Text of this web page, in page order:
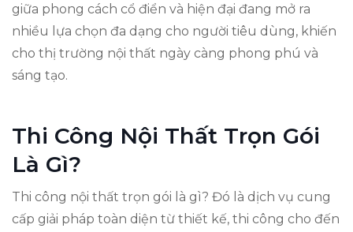
giữa phong cách cổ điển và hiện đại đang mở ra
nhiều lựa chọn đa dạng cho người tiêu dùng, khiến
cho thị trường nội thất ngày càng phong phú và
sáng tạo.
Thi Công Nội Thất Trọn Gói
Là Gì?
Thi công nội thất trọn gói là gì? Đó là dịch vụ cung
cấp giải pháp toàn diện từ thiết kế, thi công cho đến